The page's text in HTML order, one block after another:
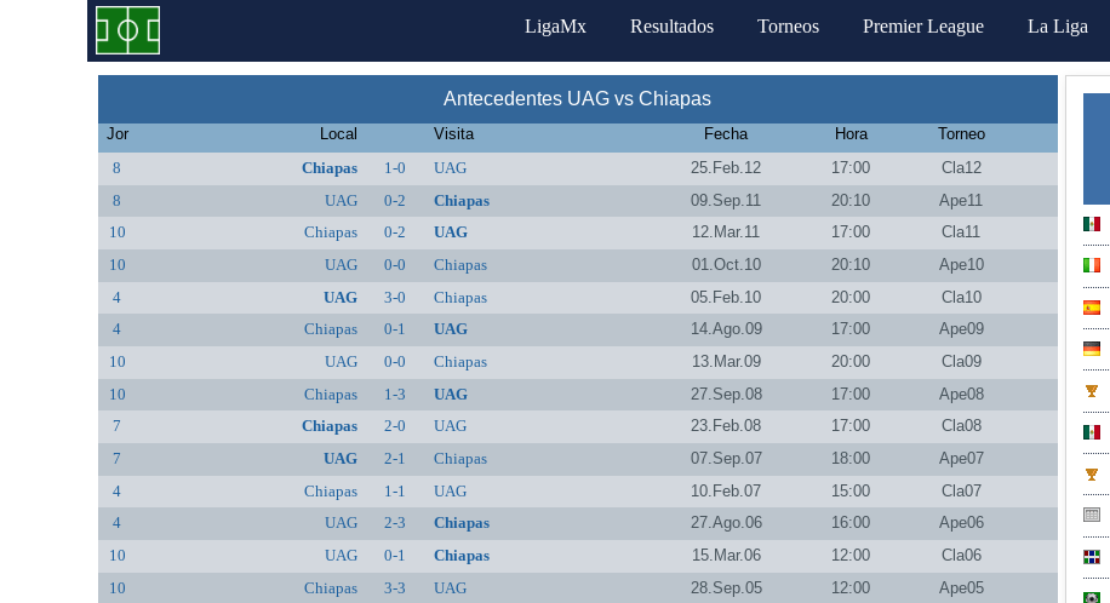
LigaMx Resultados Torneos Premier League La Liga
Antecedentes UAG vs Chiapas
Jor Local Visita Fecha Hora
Torneo
8
Chiapas 1-0 UAG 25.Feb.12 17:00
Cla12
8
UAG 0-2 Chiapas 09.Sep.11 20:10
Ape11
10
Chiapas 0-2 UAG 12.Mar.11 17:00
Cla11
10
UAG 0-0 Chiapas 01.Oct.10 20:10
Ape10
4
UAG 3-0 Chiapas 05.Feb.10 20:00
Cla10
4
Chiapas 0-1 UAG 14.Ago.09 17:00
Ape09
10
UAG 0-0 Chiapas 13.Mar.09 20:00
Cla09
10
Chiapas 1-3 UAG 27.Sep.08 17:00
Ape08
7
Chiapas 2-0 UAG 23.Feb.08 17:00
Cla08
7
UAG 2-1 Chiapas 07.Sep.07 18:00
Ape07
4
Chiapas 1-1 UAG 10.Feb.07 15:00
Cla07
4
UAG 2-3 Chiapas 27.Ago.06 16:00
Ape06
10
UAG 0-1 Chiapas 15.Mar.06 12:00
Cla06
10
Chiapas 3-3 UAG 28.Sep.05 12:00
Ape05